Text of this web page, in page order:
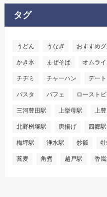
タグ
うどん うなぎ おすすめ
かき氷 まぜそば オムラ
チヂミ チャーハン デート
パスタ パフェ ロースト
三河豊田駅 上挙母駅 上
北野桝塚駅 唐揚げ 四郷駅
梅坪駅 浄水駅 炒飯
蕎麦 角煮 越戸駅 香